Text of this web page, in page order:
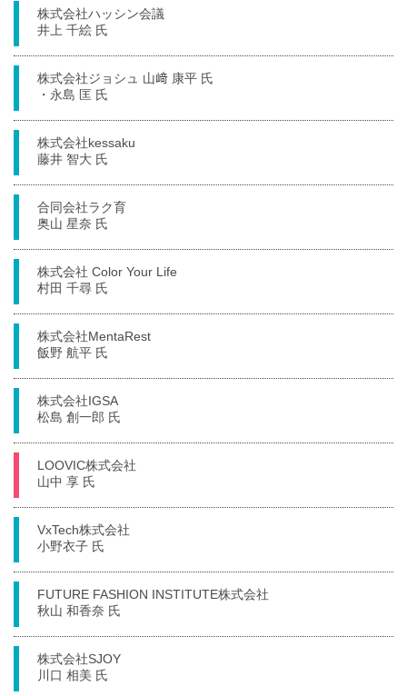
株式会社ハッシン会議
井上 千絵 氏
株式会社ジョシュ 山﨑 康平 氏
・永島 匡 氏
株式会社kessaku
藤井 智大 氏
合同会社ラク育
奥山 星奈 氏
株式会社 Color Your Life
村田 千尋 氏
株式会社MentaRest
飯野 航平 氏
株式会社IGSA
松島 創一郎 氏
LOOVIC株式会社
山中 享 氏
VxTech株式会社
小野衣子 氏
FUTURE FASHION INSTITUTE株式会社
秋山 和香奈 氏
株式会社SJOY
川口 相美 氏